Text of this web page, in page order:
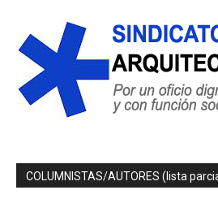
COLUMNISTAS/AUTORES (lista